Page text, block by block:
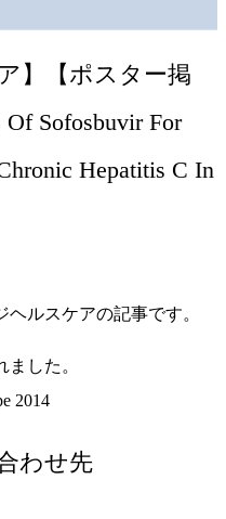
】【ポスター掲
Sofosbuvir For
Hepatitis C In
ルスケアの記事です。
した。
2014
わせ先